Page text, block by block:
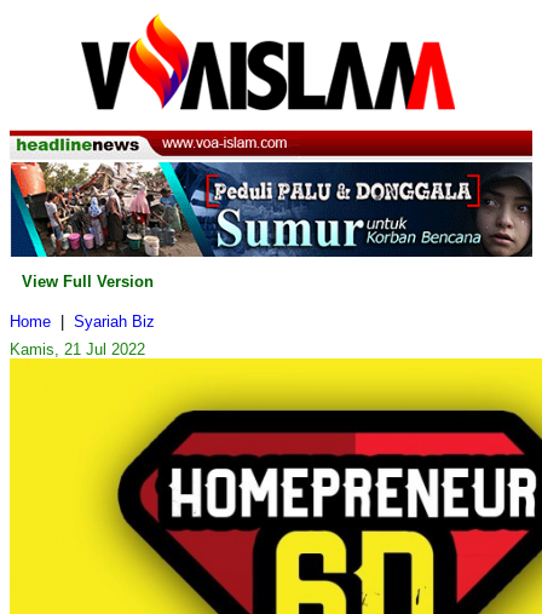
View Full Version
Home
Syariah Biz
Kamis, 21 Jul 2022